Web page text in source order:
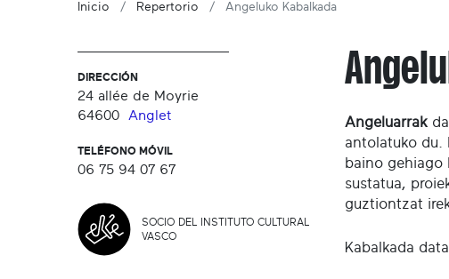
Inicio Repertorio Angeluko Kabalkada
DIRECCIÓN
24 allée de Moyrie
64600
Anglet
TELÉFONO MÓVIL
06 75 94 07 67
SOCIO DEL INSTITUTO CULTURAL
VASCO
Angeluarrak
antolatuko du.
baino gehiago
sustatua,
guztiontzat
Kabalkada